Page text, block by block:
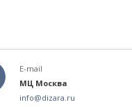
E-mail
МЦ Москва
info@dizara.ru